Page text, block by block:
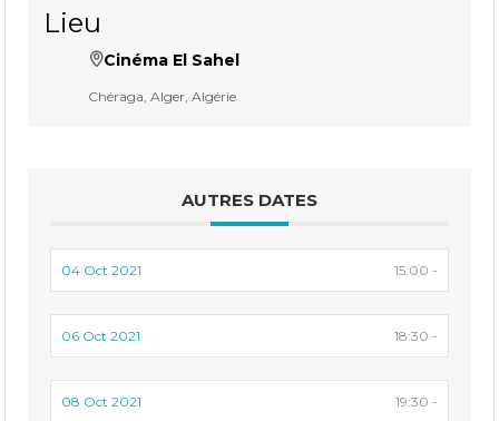
Lieu
Cinéma El Sahel
Chéraga, Alger, Algérie
AUTRES DATES
04 Oct 2021 15:00 -
06 Oct 2021 18:30 -
08 Oct 2021 19:30 -